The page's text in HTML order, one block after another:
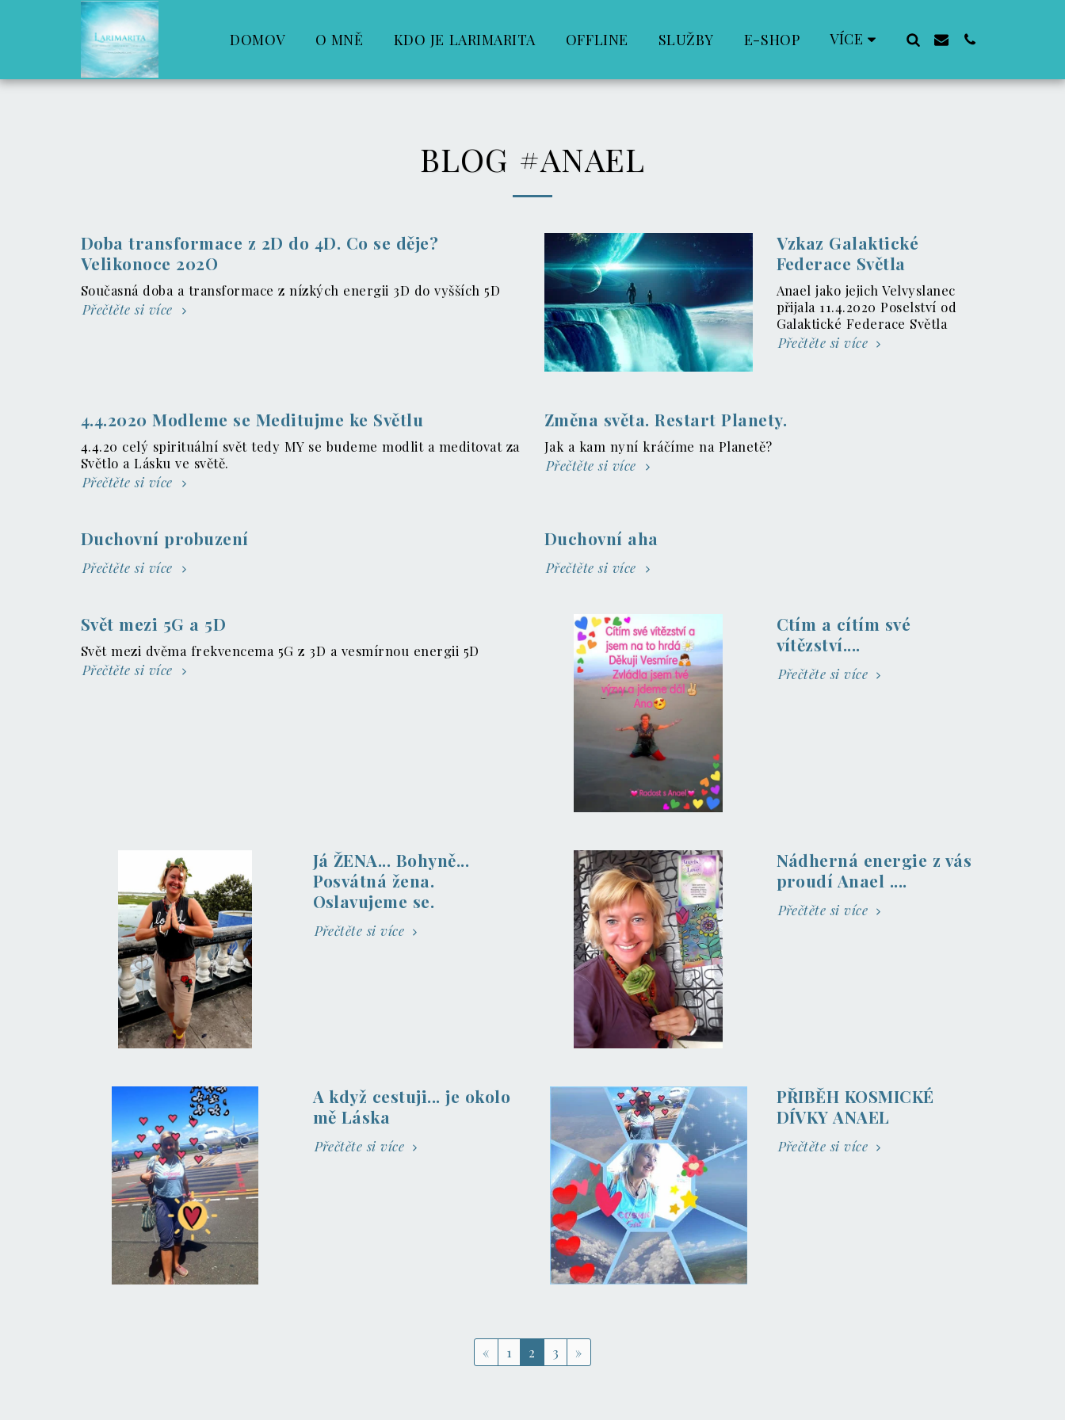
DOMOV O MNĚ KDO JE LARIMARITA OFFLINE SLUŽBY E-SHOP VÍCE
BLOG #ANAEL
Doba transformace z 2D do 4D. Co se děje?
Velikonoce 202O
Současná doba a transformace z nízkých energii 3D do vyšších 5D
Přečtěte si více
Vzkaz Galaktické
Federace Světla
Anael jako jejich Velvyslanec
přijala 11.4.2020 Poselství od
Galaktické Federace Světla
Přečtěte si více
4.4.2020 Modleme se Meditujme ke Světlu
4.4.20 celý spirituální svět tedy MY se budeme modlit a meditovat za
Světlo a Lásku ve světě.
Přečtěte si více
Změna světa. Restart Planety.
Jak a kam nyní kráčíme na Planetě?
Přečtěte si více
Duchovní probuzení
Přečtěte si více
Duchovní aha
Přečtěte si více
Svět mezi 5G a 5D
Svět mezi dvěma frekvencema 5G z 3D a vesmírnou energii 5D
Přečtěte si více
Ctím a cítím své
vítězství....
Přečtěte si více
Já ŽENA... Bohyně...
Posvátná žena.
Oslavujeme se.
Přečtěte si více
Nádherná energie z vás
proudí Anael ....
Přečtěte si více
A když cestuji... je okolo
mě Láska
Přečtěte si více
PŘIBĚH KOSMICKÉ
DÍVKY ANAEL
Přečtěte si více
« 1 2 3 »